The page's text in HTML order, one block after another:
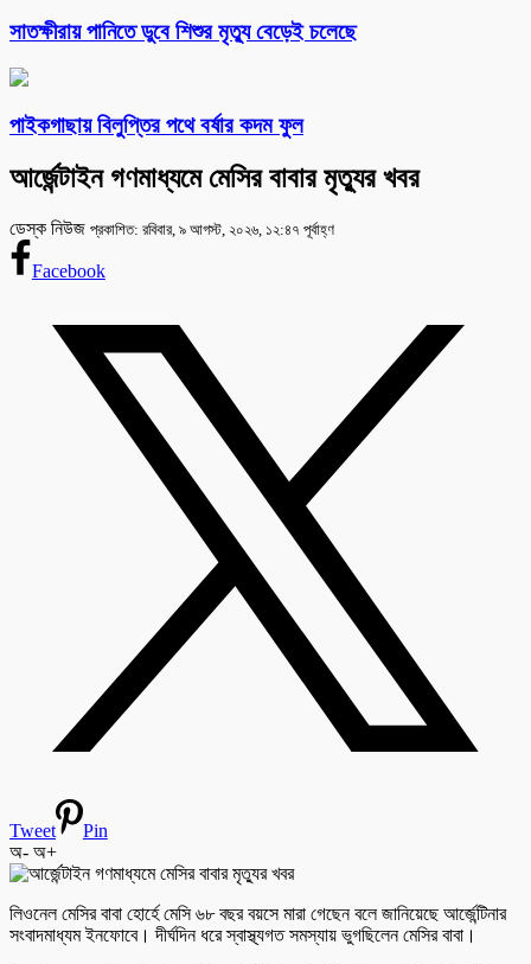
সাতক্ষীরায় পানিতে ডুবে শিশুর মৃত্যু বেড়েই চলেছে
পাইকগাছায় বিলুপ্তির পথে বর্ষার কদম ফুল
আর্জেন্টাইন গণমাধ্যমে মেসির বাবার মৃত্যুর খবর
ডেস্ক নিউজ প্রকাশিত: রবিবার, ৯ আগস্ট, ২০২৬, ১২:৪৭ পূর্বাহ্ণ
Facebook
Tweet
Pin
অ- অ+
লিওনেল মেসির বাবা হোর্হে মেসি ৬৮ বছর বয়সে মারা গেছেন বলে জানিয়েছে আর্জেন্টিনার
সংবাদমাধ্যম ইনফোবে। দীর্ঘদিন ধরে স্বাস্থ্যগত সমস্যায় ভুগছিলেন মেসির বাবা।